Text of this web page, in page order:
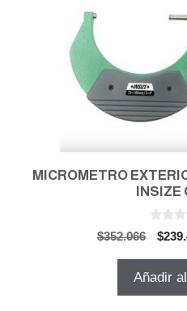
MICROMETRO
INSIZE
$352.066
El
$
Añadir